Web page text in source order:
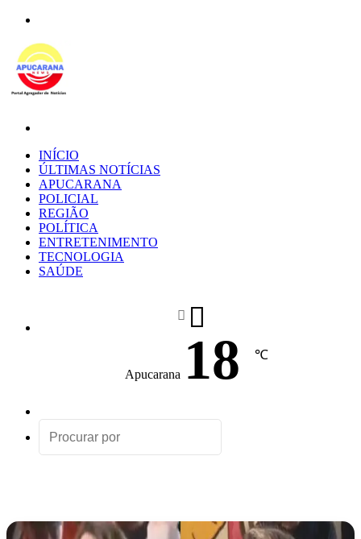
INÍCIO
ÚLTIMAS NOTÍCIAS
APUCARANA
POLICIAL
REGIÃO
POLÍTICA
ENTRETENIMENTO
TECNOLOGIA
SAÚDE
Apucarana 18 ℃
aleatório